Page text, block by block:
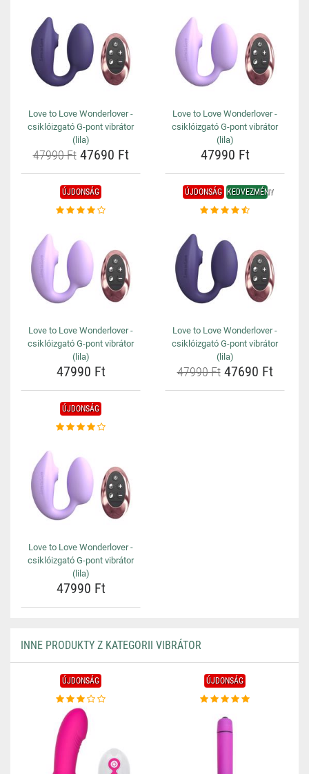
Love to Love Wonderlover -
csiklóizgató G-pont vibrátor
(lila)
47990 Ft47690 Ft
Love to Love Wonderlover -
csiklóizgató G-pont vibrátor
(lila)
47990 Ft
ÚJDONSÁG
Love to Love Wonderlover -
csiklóizgató G-pont vibrátor
(lila)
47990 Ft
ÚJDONSÁG KEDVEZMÉNY
Love to Love Wonderlover -
csiklóizgató G-pont vibrátor
(lila)
47990 Ft47690 Ft
ÚJDONSÁG
Love to Love Wonderlover -
csiklóizgató G-pont vibrátor
(lila)
47990 Ft
INNE PRODUKTY Z KATEGORII VIBRÁTOR
ÚJDONSÁG ÚJDONSÁG